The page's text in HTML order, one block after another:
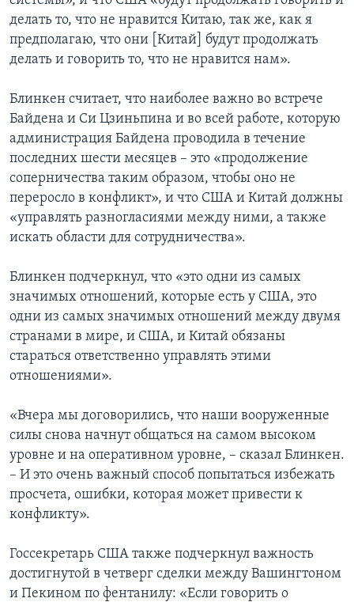
делать то, что не нравится Китаю, так же, как я
предполагаю, что они [Китай] будут продолжать
делать и говорить то, что не нравится нам».
Блинкен считает, что наиболее важно во встрече
Байдена и Си Цзиньпина и во всей работе, которую
администрация Байдена проводила в течение
последних шести месяцев – это «продолжение
соперничества таким образом, чтобы оно не
переросло в конфликт», и что США и Китай должны
«управлять разногласиями между ними, а также
искать области для сотрудничества».
Блинкен подчеркнул, что «это одни из самых
значимых отношений, которые есть у США, это
одни из самых значимых отношений между двумя
странами в мире, и США, и Китай обязаны
стараться ответственно управлять этими
отношениями».
«Вчера мы договорились, что наши вооруженные
силы снова начнут общаться на самом высоком
уровне и на оперативном уровне, – сказал Блинкен.
– И это очень важный способ попытаться избежать
просчета, ошибки, которая может привести к
конфликту».
Госсекретарь США также подчеркнул важность
достигнутой в четверг сделки между Вашингтоном
и Пекином по фентанилу: «Если говорить о